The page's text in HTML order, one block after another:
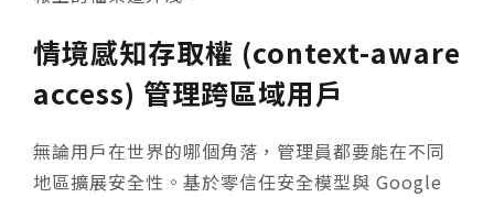
情境感知存取權 (context-aware
access) 管理跨區域用戶
無論用戶在世界的哪個角落，管理員都要能在不同
地區擴展安全性。基於零信任安全模型與 Google